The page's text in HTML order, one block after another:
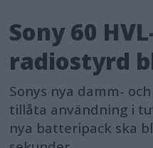
Sony 60
radiostyrd
Sonys nya damm-
tillåta användning i
nya batteripack ska